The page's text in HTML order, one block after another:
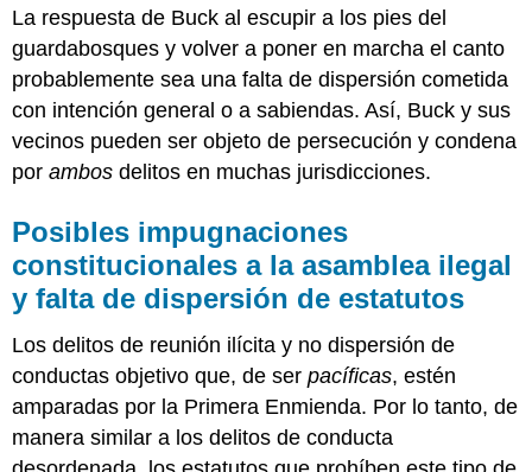
La respuesta de Buck al escupir a los pies del
guardabosques y volver a poner en marcha el canto
probablemente sea una falta de dispersión cometida
con intención general o a sabiendas. Así, Buck y sus
vecinos pueden ser objeto de persecución y condena
porambos delitos en muchas jurisdicciones.
Posibles impugnaciones
constitucionales a la asamblea ilegal
y falta de dispersión de estatutos
Los delitos de reunión ilícita y no dispersión de
conductas objetivo que, de serpacíficas, estén
amparadas por la Primera Enmienda. Por lo tanto, de
manera similar a los delitos de conducta